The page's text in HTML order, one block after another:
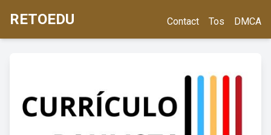
RETOEDU Contact Tos DMCA